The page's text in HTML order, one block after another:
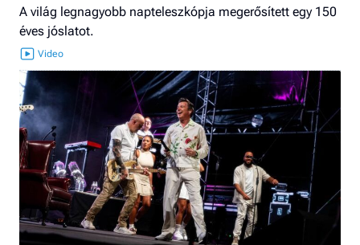
A világ legnagyobb napteleszkópja megerősített egy 150
éves jóslatot.